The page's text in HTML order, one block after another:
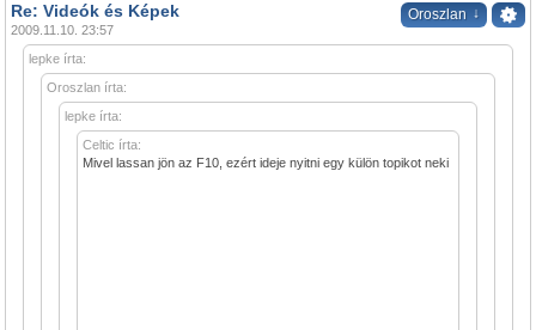
Oroszlan ↓
Re: Videók és Képek
2009.11.10. 23:57
lepke írta:
Oroszlan írta:
lepke írta:
Celtic írta:
Mivel lassan jön az F10, ezért ideje nyitni egy külön topikot neki